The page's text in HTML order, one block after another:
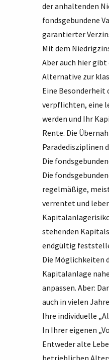
der anhaltenden
fondsgebundene
garantierter
Mit dem
Aber auch hier
Alternative zur
Eine Besonderheit
verpflichten, eine
werden und Ihr
Rente. Die
Paradedisziplinen
Die
Die
regelmäßige,
verrentet und
stehenden
endgültig
Die Möglichkeiten
Kapitalanlage
anpassen. Aber:
auch in vielen
Ihre individuelle
In Ihrer eigenen
Entweder alte
betrieblichen